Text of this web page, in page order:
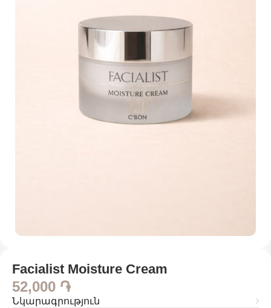
Facialist Moisture Cream
52,000 ֏
Նկարագրություն